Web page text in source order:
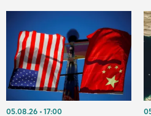
05.08.26 17:00